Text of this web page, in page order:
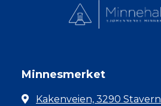
Minnesmerket
Kakenveien, 3290 Stavern